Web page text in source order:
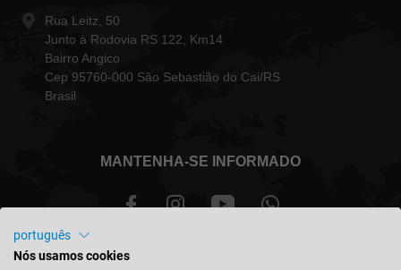
Rua Leitz, 50
Junto à Rodovia RS 122, Km14
Bairro Angico
Cep 95760-000 São Sebastião do Cai/RS
Brasil
MANTENHA-SE INFORMADO
português
Nós usamos cookies